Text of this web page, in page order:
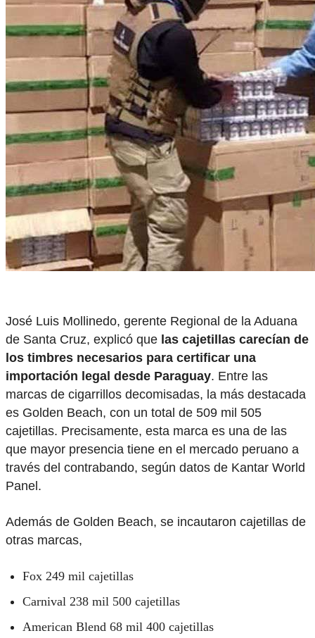
José Luis Mollinedo, gerente Regional de la Aduana
de Santa Cruz, explicó que las cajetillas carecían de
los timbres necesarios para certificar una
importación legal desde Paraguay. Entre las
marcas de cigarrillos decomisadas, la más destacada
es Golden Beach, con un total de 509 mil 505
cajetillas. Precisamente, esta marca es una de las
que mayor presencia tiene en el mercado peruano a
través del contrabando, según datos de Kantar World
Panel.
Además de Golden Beach, se incautaron cajetillas de
otras marcas,
Fox 249 mil cajetillas
Carnival 238 mil 500 cajetillas
American Blend 68 mil 400 cajetillas